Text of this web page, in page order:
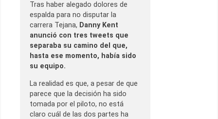
Tras haber alegado dolores de
espalda para no disputar la
carrera Tejana, Danny Kent
anunció con tres tweets que
separaba su camino del que,
hasta ese momento, había sido
su equipo.
La realidad es que, a pesar de que
parece que la decisión ha sido
tomada por el piloto, no está
claro cuál de las dos partes ha